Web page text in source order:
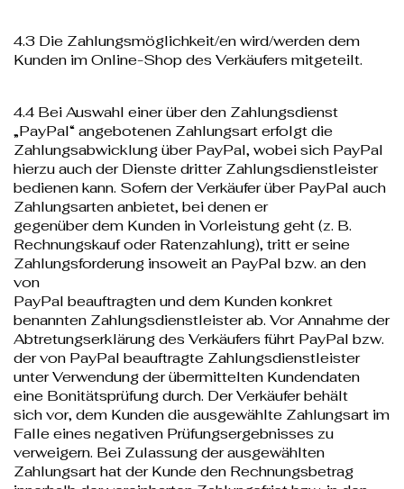
4.3 Die Zahlungsmöglichkeit/en wird/werden dem
Kunden im Online-Shop des Verkäufers mitgeteilt.
4.4 Bei Auswahl einer über den Zahlungsdienst
„PayPal“ angebotenen Zahlungsart erfolgt die
Zahlungsabwicklung über PayPal, wobei sich PayPal
hierzu auch der Dienste dritter Zahlungsdienstleister
bedienen kann. Sofern der Verkäufer über PayPal auch
Zahlungsarten anbietet, bei denen er
gegenüber dem Kunden in Vorleistung geht (z. B.
Rechnungskauf oder Ratenzahlung), tritt er seine
Zahlungsforderung insoweit an PayPal bzw. an den
von
PayPal beauftragten und dem Kunden konkret
benannten Zahlungsdienstleister ab. Vor Annahme der
Abtretungserklärung des Verkäufers führt PayPal bzw.
der von PayPal beauftragte Zahlungsdienstleister
unter Verwendung der übermittelten Kundendaten
eine Bonitätsprüfung durch. Der Verkäufer behält
sich vor, dem Kunden die ausgewählte Zahlungsart im
Falle eines negativen Prüfungsergebnisses zu
verweigern. Bei Zulassung der ausgewählten
Zahlungsart hat der Kunde den Rechnungsbetrag